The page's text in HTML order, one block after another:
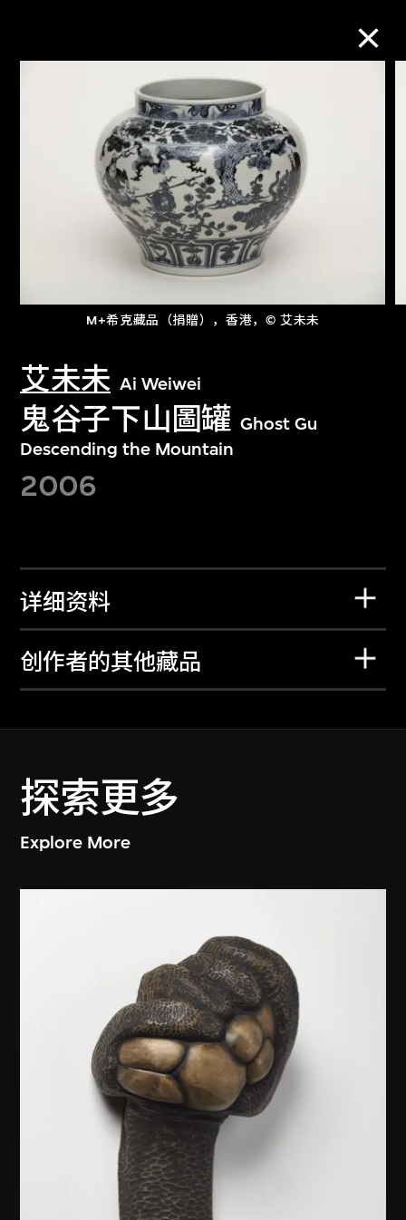
M+希克藏品（捐贈），香港，© 艾未未
艾未未 Ai Weiwei
鬼谷子下山圖罐 Ghost Gu
Descending the Mountain
2006
详细资料
创作者的其他藏品
探索更多
Explore More
M+藏品
进一步筛选
文化藏品。